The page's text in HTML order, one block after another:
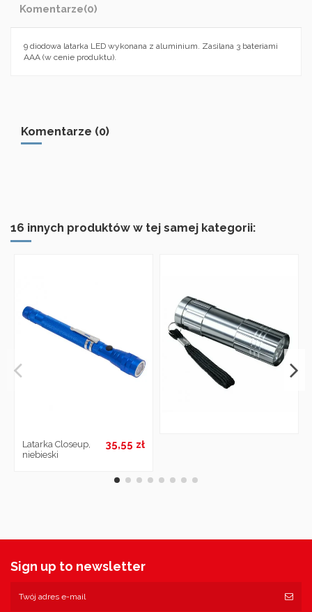
Komentarze(0)
9 diodowa latarka LED wykonana z aluminium. Zasilana 3 bateriami
AAA (w cenie produktu).
Komentarze (0)
16 innych produktów w tej samej kategorii:
Latarka Closeup,
niebieski
35,55 zł
Sign up to newsletter